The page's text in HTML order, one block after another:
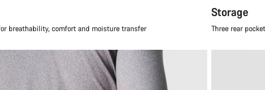
breathability, comfort and moisture transfer
Storage
Three rear